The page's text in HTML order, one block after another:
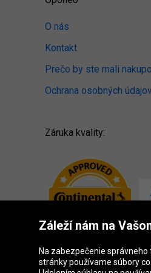
O nás
Kontakt
Prečo by ste mali
Ochrana osobných
Záruka kvality:
Záleží nám na
Na zabezpečenie
stránky používame súbory